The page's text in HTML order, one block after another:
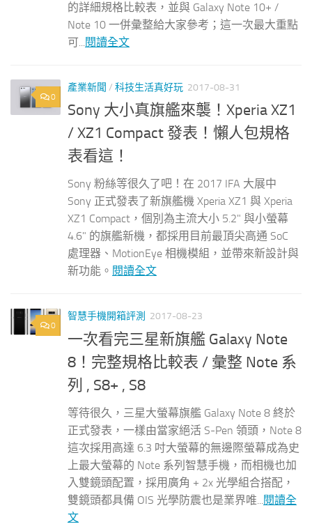
的詳細規格比較表，並與 Galaxy Note 10+ /
Note 10 一併彙整給大家參考；這一次最大重點
可...閱讀全文
0
產業新聞 / 科技生活真好玩 2017-08-31
Sony 大小真旗艦來襲！Xperia XZ1
/ XZ1 Compact 發表！懶人包規格
表看這！
Sony 粉絲等很久了吧！在 2017 IFA 大展中
Sony 正式發表了新旗艦機 Xperia XZ1 與 Xperia
XZ1 Compact，個別為主流大小 5.2" 與小螢幕
4.6" 的旗艦新機，都採用目前最頂尖高通 SoC
處理器、MotionEye 相機模組，並帶來新設計與
新功能。 閱讀全文
0
智慧手機開箱評測 2017-08-23
一次看完三星新旗艦 Galaxy Note
8！完整規格比較表 / 彙整 Note 系
列 , S8+ , S8
等待很久，三星大螢幕旗艦 Galaxy Note 8 終於
正式發表，一樣由當家絕活 S-Pen 領頭，Note 8
這次採用高達 6.3 吋大螢幕的無邊際螢幕成為史
上最大螢幕的 Note 系列智慧手機，而相機也加
入雙鏡頭配置，採用廣角 + 2x 光學組合搭配，
雙鏡頭都具備 OIS 光學防震也是業界唯...
閱讀全
文